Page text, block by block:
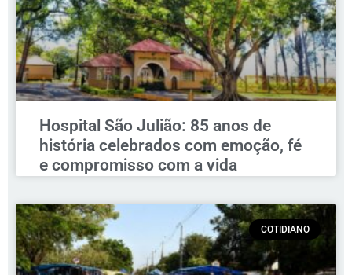
Hospital São Julião: 85 anos de
história celebrados com emoção, fé
e compromisso com a vida
COTIDIANO